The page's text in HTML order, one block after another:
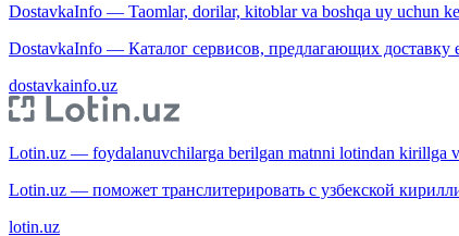
DostavkaInfo — Taomlar, dorilar, kitoblar va boshqa uy uchun
DostavkaInfo — Каталог сервисов, предлагающих доставку
dostavkainfo.uz
Lotin.uz — foydalanuvchilarga berilgan matnni lotindan kirillga
Lotin.uz — поможет транслитерировать с узбекской
lotin.uz